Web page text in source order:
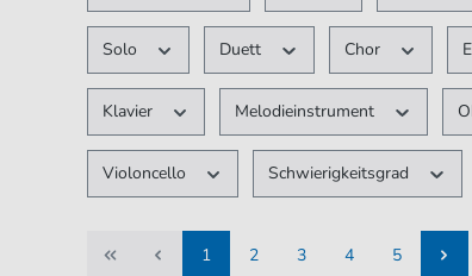
Solo Duett Chor
Klavier Melodieinstrument
Violoncello Schwierigkeitsgrad
1
2
3
4
5